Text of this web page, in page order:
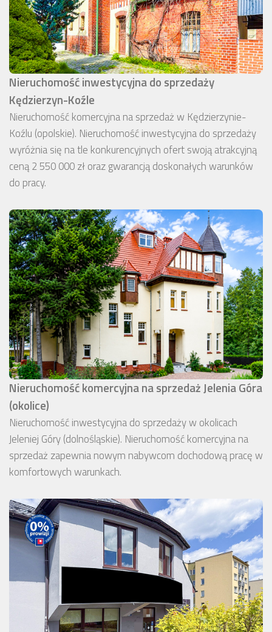
Nieruchomość inwestycyjna do sprzedaży
Kędzierzyn-Koźle
Nieruchomość komercyjna na sprzedaż w Kędzierzynie-
Koźlu (opolskie). Nieruchomość inwestycyjna do sprzedaży
wyróżnia się na tle konkurencyjnych ofert swoją atrakcyjną
ceną 2 550 000 zł oraz gwarancją doskonałych warunków
do pracy.
Nieruchomość komercyjna na sprzedaż Jelenia Góra
(okolice)
Nieruchomość inwestycyjna do sprzedaży w okolicach
Jeleniej Góry (dolnośląskie). Nieruchomość komercyjna na
sprzedaż zapewnia nowym nabywcom dochodową pracę w
komfortowych warunkach.